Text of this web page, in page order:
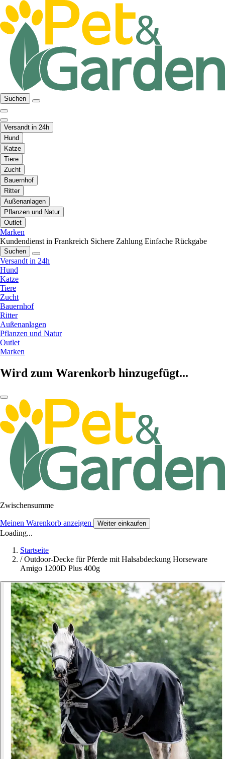
Suchen
Versandt in 24h
Hund
Katze
Tiere
Zucht
Bauernhof
Ritter
Außenanlagen
Pflanzen und Natur
Outlet
Marken
Kundendienst in Frankreich Sichere Zahlung Einfache Rückgabe
Suchen
Versandt in 24h
Hund
Katze
Tiere
Zucht
Bauernhof
Ritter
Außenanlagen
Pflanzen und Natur
Outlet
Marken
Wird zum Warenkorb hinzugefügt...
Zwischensumme
Meinen Warenkorb anzeigen Weiter einkaufen
Loading...
Startseite
/ Outdoor-Decke für Pferde mit Halsabdeckung Horseware
Amigo 1200D Plus 400g